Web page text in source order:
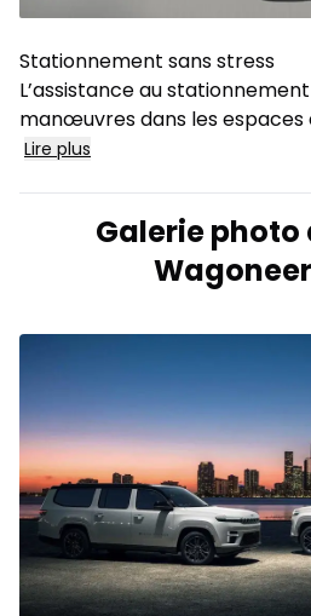
Stationnement sans stress
L’assistance au
manœuvres dans les espaces
Lire plus
Galerie photo